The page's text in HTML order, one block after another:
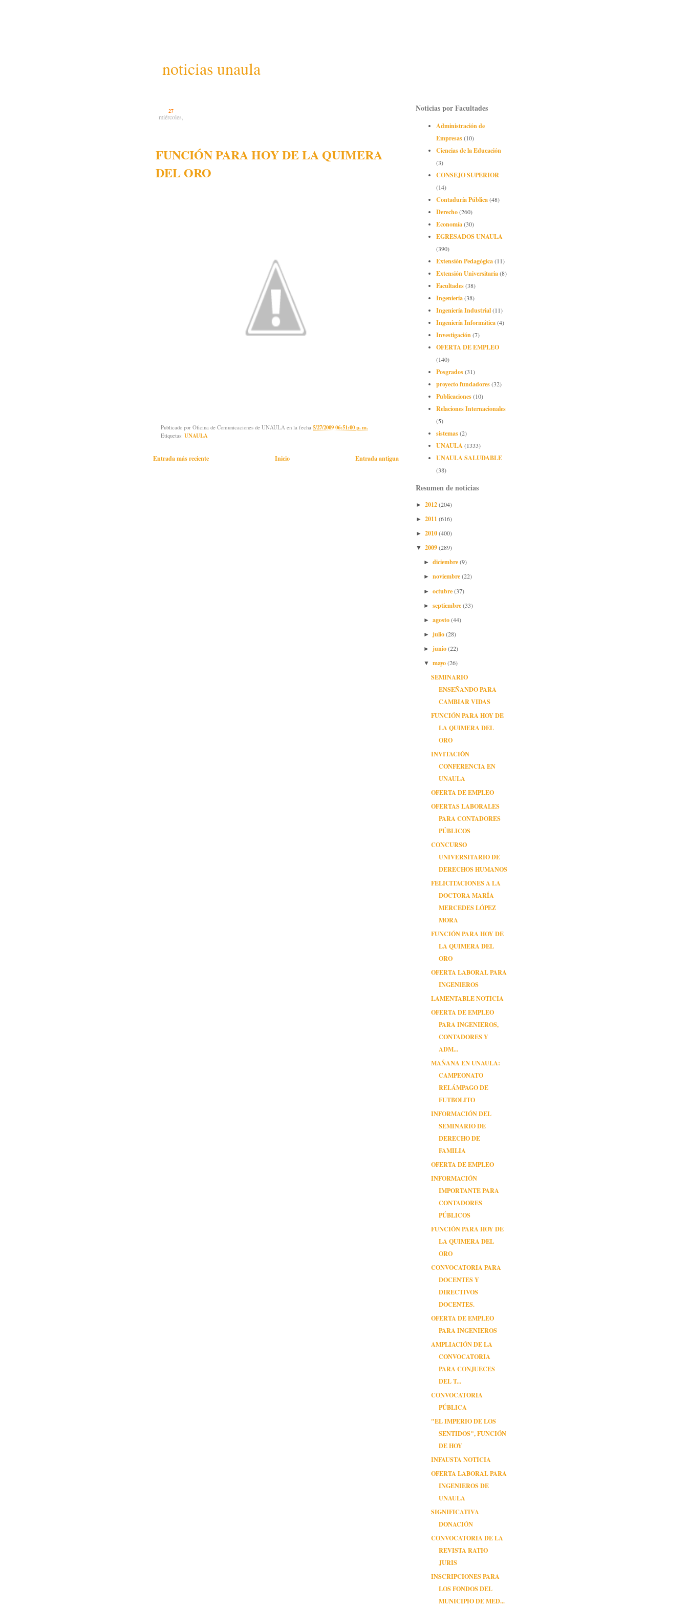
noticias unaula
27
miércoles,
FUNCIÓN PARA HOY DE LA QUIMERA
DEL ORO
Publicado por Oficina de Comunicaciones de UNAULA en la fecha 5/27/2009 06:51:00 p. m.
Etiquetas: UNAULA
Entrada más reciente Entrada antigua
Inicio
Noticias por Facultades
Administración de
Empresas(10)
Ciencias de la Educación
(3)
CONSEJO SUPERIOR
(14)
Contaduría Pública(48)
Derecho(260)
Economía(30)
EGRESADOS UNAULA
(390)
Extensión Pedagógica(11)
Extensión Universitaria(8)
Facultades(38)
Ingeniería(38)
Ingeniería Industrial(11)
Ingeniería Informática(4)
Investigación(7)
OFERTA DE EMPLEO
(140)
Posgrados(31)
proyecto fundadores(32)
Publicaciones(10)
Relaciones Internacionales
(5)
sistemas(2)
UNAULA(1333)
UNAULA SALUDABLE
(38)
Resumen de noticias
► 2012(204)
► 2011(616)
► 2010(400)
▼ 2009(289)
► diciembre(9)
► noviembre(22)
► octubre(37)
► septiembre(33)
► agosto(44)
► julio(28)
► junio(22)
▼ mayo(26)
SEMINARIO
ENSEÑANDO PARA
CAMBIAR VIDAS
FUNCIÓN PARA HOY DE
LA QUIMERA DEL
ORO
INVITACIÓN
CONFERENCIA EN
UNAULA
OFERTA DE EMPLEO
OFERTAS LABORALES
PARA CONTADORES
PÚBLICOS
CONCURSO
UNIVERSITARIO DE
DERECHOS HUMANOS
FELICITACIONES A LA
DOCTORA MARÍA
MERCEDES LÓPEZ
MORA
FUNCIÓN PARA HOY DE
LA QUIMERA DEL
ORO
OFERTA LABORAL PARA
INGENIEROS
LAMENTABLE NOTICIA
OFERTA DE EMPLEO
PARA INGENIEROS,
CONTADORES Y
ADM...
MAÑANA EN UNAULA:
CAMPEONATO
RELÁMPAGO DE
FUTBOLITO
INFORMACIÓN DEL
SEMINARIO DE
DERECHO DE
FAMILIA
OFERTA DE EMPLEO
INFORMACIÓN
IMPORTANTE PARA
CONTADORES
PÚBLICOS
FUNCIÓN PARA HOY DE
LA QUIMERA DEL
ORO
CONVOCATORIA PARA
DOCENTES Y
DIRECTIVOS
DOCENTES.
OFERTA DE EMPLEO
PARA INGENIEROS
AMPLIACIÓN DE LA
CONVOCATORIA
PARA CONJUECES
DEL T...
CONVOCATORIA
PÚBLICA
"EL IMPERIO DE LOS
SENTIDOS", FUNCIÓN
DE HOY
INFAUSTA NOTICIA
OFERTA LABORAL PARA
INGENIEROS DE
UNAULA
SIGNIFICATIVA
DONACIÓN
CONVOCATORIA DE LA
REVISTA RATIO
JURIS
INSCRIPCIONES PARA
LOS FONDOS DEL
MUNICIPIO DE MED...